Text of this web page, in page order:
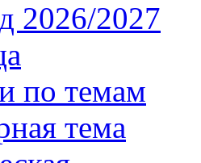
2026/2027
по темам
тема